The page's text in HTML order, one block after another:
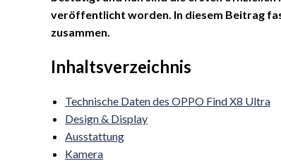
veröffentlicht worden. In diesem Beitrag
zusammen.
Inhaltsverzeichnis
Technische Daten des OPPO Find X8 Ultra
Design & Display
Ausstattung
Kamera